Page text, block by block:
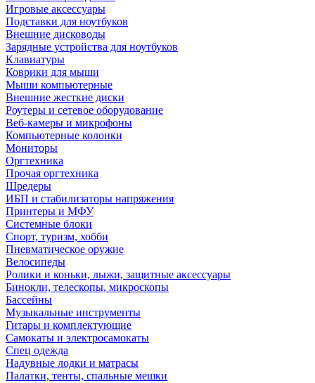
Игровые аксессуары
Подставки для ноутбуков
Внешние дисководы
Зарядные устройства для ноутбуков
Клавиатуры
Коврики для мыши
Мыши компьютерные
Внешние жесткие диски
Роутеры и сетевое оборудование
Веб-камеры и микрофоны
Компьютерные колонки
Мониторы
Оргтехника
Прочая оргтехника
Шредеры
ИБП и стабилизаторы напряжения
Принтеры и МФУ
Системные блоки
Спорт, туризм, хобби
Пневматическое оружие
Велосипеды
Ролики и коньки, лыжи, защитные аксессуары
Бинокли, телескопы, микроскопы
Бассейны
Музыкальные инструменты
Гитары и комплектующие
Самокаты и электросамокаты
Спец одежда
Надувные лодки и матрасы
Палатки, тенты, спальные мешки